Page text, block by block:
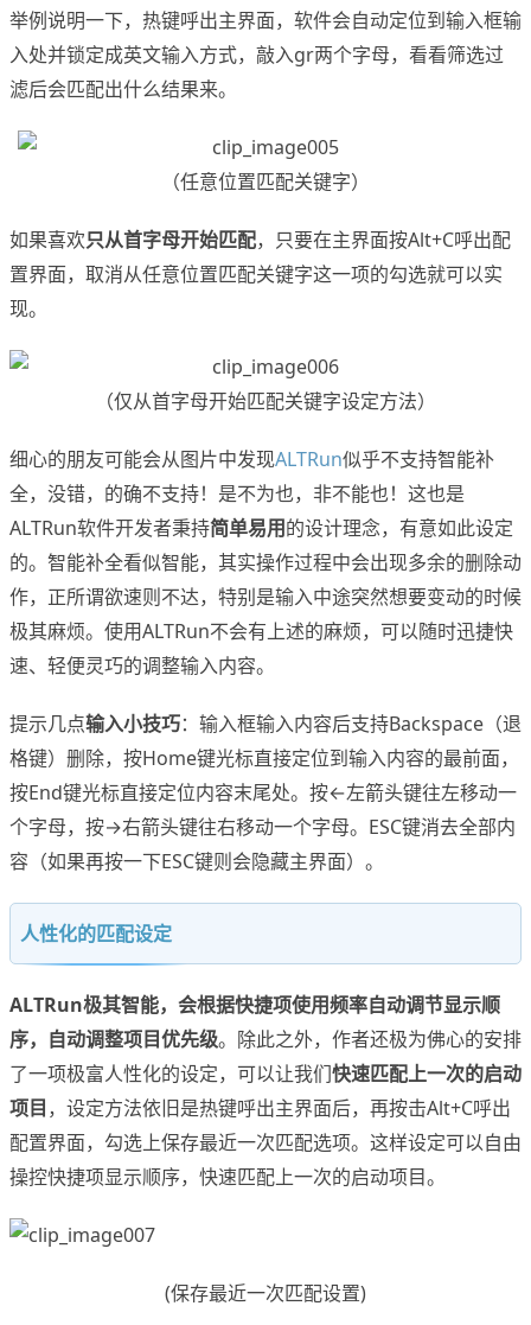
举例说明一下，热键呼出主界面，软件会自动定位到输入框输
入处并锁定成英文输入方式，敲入gr两个字母，看看筛选过
滤后会匹配出什么结果来。
（任意位置匹配关键字）
如果喜欢只从首字母开始匹配，只要在主界面按Alt+C呼出配
置界面，取消从任意位置匹配关键字这一项的勾选就可以实
现。
（仅从首字母开始匹配关键字设定方法）
细心的朋友可能会从图片中发现ALTRun似乎不支持智能补
全，没错，的确不支持！是不为也，非不能也！这也是
ALTRun软件开发者秉持简单易用的设计理念，有意如此设定
的。智能补全看似智能，其实操作过程中会出现多余的删除动
作，正所谓欲速则不达，特别是输入中途突然想要变动的时候
极其麻烦。使用ALTRun不会有上述的麻烦，可以随时迅捷快
速、轻便灵巧的调整输入内容。
提示几点输入小技巧：输入框输入内容后支持Backspace（退
格键）删除，按Home键光标直接定位到输入内容的最前面，
按End键光标直接定位内容末尾处。按←左箭头键往左移动一
个字母，按→右箭头键往右移动一个字母。ESC键消去全部内
容（如果再按一下ESC键则会隐藏主界面）。
人性化的匹配设定
ALTRun极其智能，会根据快捷项使用频率自动调节显示顺
序，自动调整项目优先级。除此之外，作者还极为佛心的安排
了一项极富人性化的设定，可以让我们快速匹配上一次的启动
项目，设定方法依旧是热键呼出主界面后，再按击Alt+C呼出
配置界面，勾选上保存最近一次匹配选项。这样设定可以自由
操控快捷项显示顺序，快速匹配上一次的启动项目。
(保存最近一次匹配设置)